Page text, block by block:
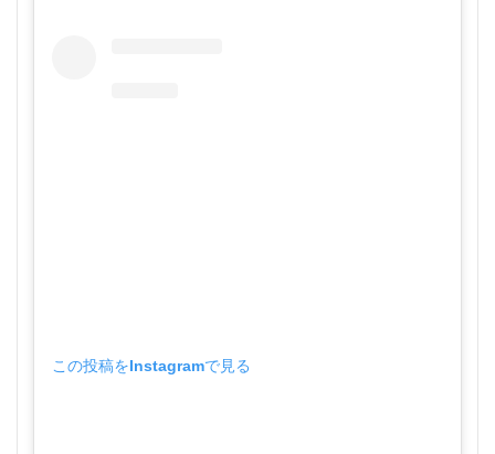
この投稿をInstagramで見る